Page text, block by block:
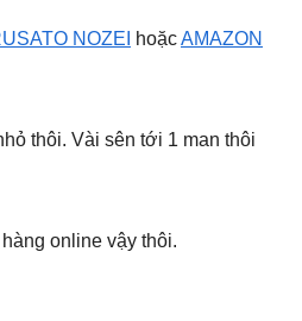
NOZEI hoặcAMAZON
thôi. Vài sên tới 1 man thôi
online vậy thôi.